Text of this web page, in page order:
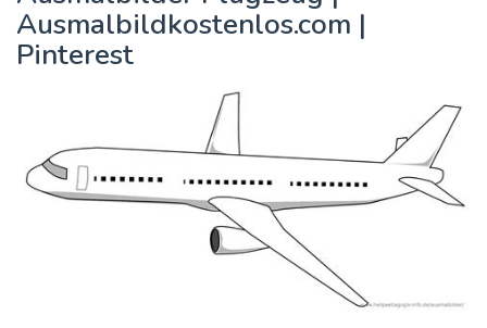
Ausmalbildkostenlos.com |
Pinterest